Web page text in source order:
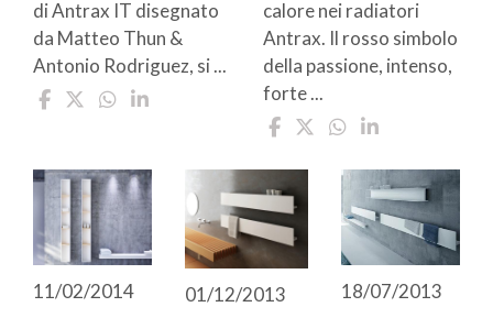
di Antrax IT disegnato
da Matteo Thun &
Antonio Rodriguez, si ...
calore nei radiatori
Antrax. Il rosso simbolo
della passione, intenso,
forte ...
11/02/2014
01/12/2013
18/07/2013